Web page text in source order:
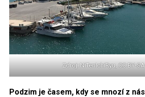
Zdroj: NiTenIchiRyu, CC BY-
Podzim je časem, kdy se mnozí z